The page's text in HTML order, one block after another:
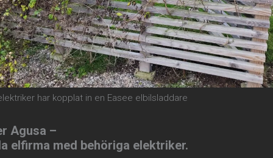
har kopplat in en Easee elbilsladdare
Agusa –
elfirma med behöriga elektriker.